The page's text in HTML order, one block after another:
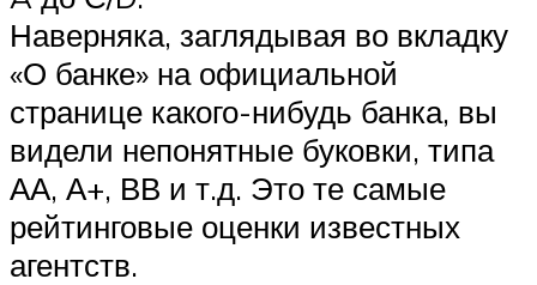
Наверняка, заглядывая во вкладку
«О банке» на официальной
странице какого-нибудь банка, вы
видели непонятные буковки, типа
АА, А+, ВВ и т.д. Это те самые
рейтинговые оценки известных
агентств.